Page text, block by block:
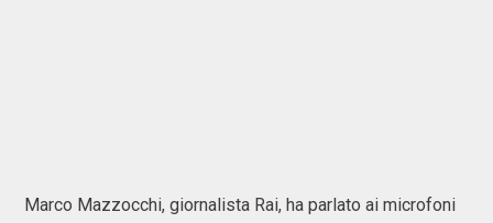
Marco Mazzocchi, giornalista Rai, ha parlato ai microfoni